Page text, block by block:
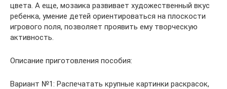
цвета. А еще, мозаика развивает художественный вкус
ребенка, умение детей ориентироваться на плоскости
игрового поля, позволяет проявить ему творческую
активность.
Описание приготовления пособия:
Вариант №1: Распечатать крупные картинки раскрасок,